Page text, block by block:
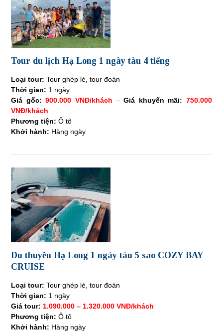
Tour du lịch Hạ Long 1 ngày tàu 4 tiếng
Loại tour: Tour ghép lẻ, tour đoàn
Thời gian: 1 ngày
Giá gốc: 900.000 VNĐ/khách –Giá khuyến mãi: 750.000
VNĐ/khách
Phương tiện: Ô tô
Khởi hành: Hàng ngày
Du thuyền Hạ Long 1 ngày tàu 5 sao COZY BAY
CRUISE
Loại tour: Tour ghép lẻ, tour đoàn
Thời gian: 1 ngày
Giá tour: 1.090.000 – 1.320.000 VNĐ/khách
Phương tiện: Ô tô
Khởi hành: Hàng ngày